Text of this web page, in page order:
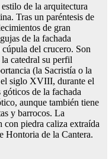
de la arquitectura
Tras un paréntesis de
de gran
de la fachada
del crucero. Son
catedral su perfil
(la Sacristía o la
el siglo XVIII, durante el
de la fachada
aunque también tiene
y barrocos. La
con piedra caliza extraída
Hontoria de la Cantera.